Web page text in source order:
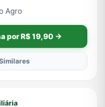
Agro
por R$ 19,90 →